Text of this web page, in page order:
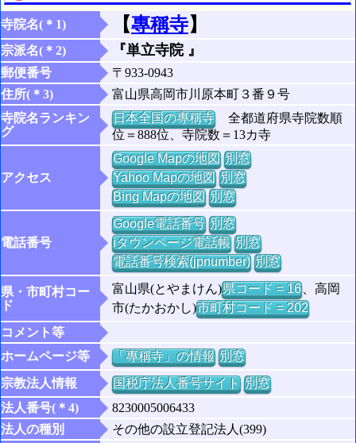
寺院名(＊1) 【專稱寺】
宗派名(＊2) 『単立寺院 』
郵便番号
〒933-0943
住所(＊3)
富山県高岡市川原本町３番９号
寺院名ランキン
グ
日本全国の專稱寺全都道府県寺院数順
位＝888位、寺院数＝13カ寺
アクセス
Google Mapの地図 別窓
Yahoo Mapの地図 別窓
Bing Mapの地図 別窓
電話番号
Google電話番号 別窓
iタウンページ電話帳 別窓
電話番号検索(jpnumber) 別窓
県・市町村コー
ド
富山県(とやまけん)県コード = 16、高岡
市(たかおかし)市町村コード = 202
コメント等
ホームページ等
「專稱寺」の情報 別窓
宗教法人情報
国税庁法人番号サイト 別窓
法人番号(＊4)
8230005006433
法人の種別
その他の設立登記法人(399)